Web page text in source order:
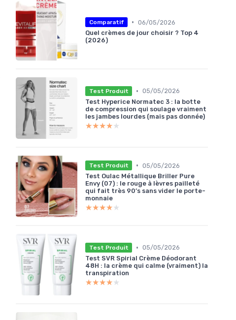
Comparatif • 06/05/2026
Quel crèmes de jour choisir ? Top 4
(2026)
Test Produit • 05/05/2026
Test Hyperice Normatec 3 : la botte
de compression qui soulage vraiment
les jambes lourdes (mais pas donnée)
★★★★★
★★★★★
Test Produit • 05/05/2026
Test Oulac Métallique Briller Pure
Envy (07) : le rouge à lèvres pailleté
qui fait très 90’s sans vider le porte-
monnaie
★★★★★
★★★★★
Test Produit • 05/05/2026
Test SVR Spirial Crème Déodorant
48H : la crème qui calme (vraiment) la
transpiration
★★★★★
★★★★★